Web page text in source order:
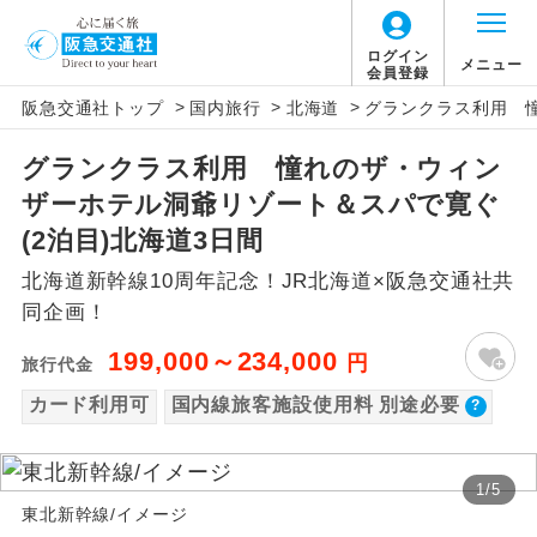
ログイン
会員登録
メニュー
阪急交通社トップ > 国内旅行 > 北海道 > グランクラス利用
グランクラス利用 憧れのザ・ウィン
ザーホテル洞爺リゾート＆スパで寛ぐ
(2泊目)北海道3日間
北海道新幹線10周年記念！JR北海道×阪急交通社共
同企画！
旅行代金 199,000～234,000 円
カード利用可 国内線旅客施設使用料 別途必要
1/5
東北新幹線/イメージ
【国内旅客施設使用料について】
旅行代金に国内旅客施設使用料は含まれてお
りません。別途お支払いが必要となります。
中部国際空港片道：大人440円、子供440円
新千歳空港片道：大人370円、子供370円
アイコン 説明
添乗員同行
往路出発空港（駅）から復路到着空港
（駅）まで同行します。
現地添乗員同
行
現地到着空港（駅）から最終日出発空港
（駅）まで添乗員が同行します。
バスガイド乗
務
バスガイドが乗務し、車内での観光案内
があります。
世界遺産
ユネスコに登録されている文化遺産や自